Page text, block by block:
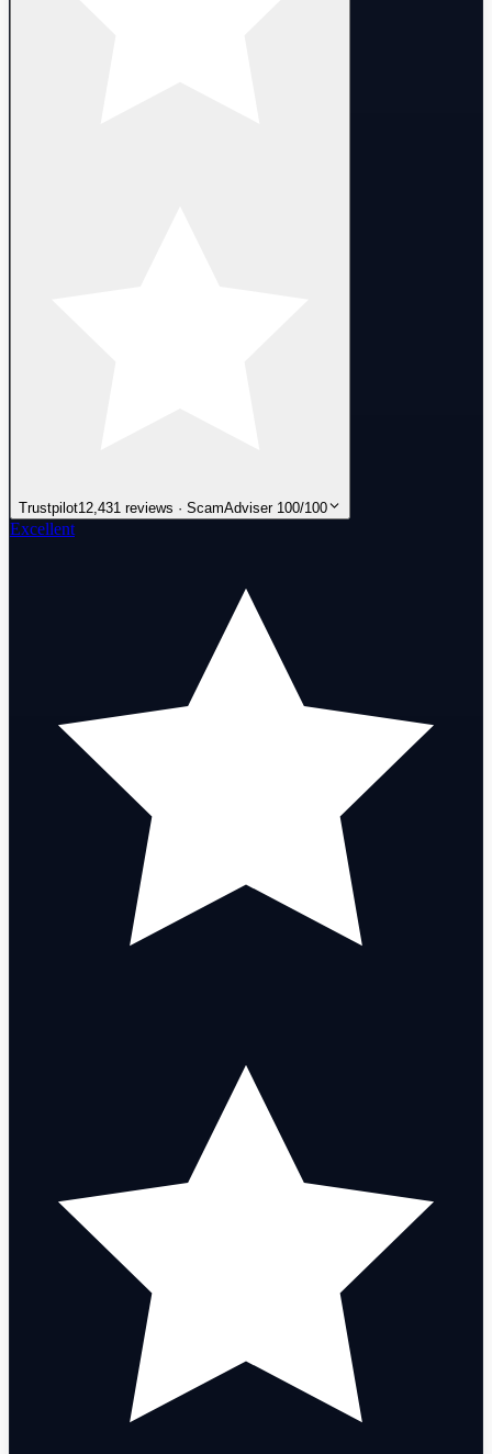
Trustpilot12,431 reviews · ScamAdviser 100/100
Excellent